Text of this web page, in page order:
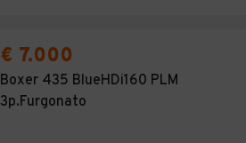
€ 7.000
Boxer 435 BlueHDi160 PLM
3p.Furgonato